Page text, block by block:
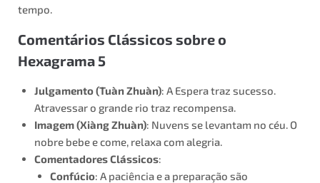
tempo.
Comentários Clássicos sobre o
Hexagrama 5
Julgamento (Tuàn Zhuàn): A Espera traz sucesso.
Atravessar o grande rio traz recompensa.
Imagem (Xiàng Zhuàn): Nuvens se levantam no céu. O
nobre bebe e come, relaxa com alegria.
Comentadores Clássicos:
Confúcio: A paciência e a preparação são